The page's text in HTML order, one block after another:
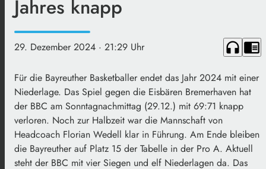
Jahres knapp
29. Dezember 2024 · 21:29 Uhr headphones chrome_reader_mode
Für die Bayreuther Basketballer endet das Jahr 2024 mit einer
Niederlage. Das Spiel gegen die Eisbären Bremerhaven hat
der BBC am Sonntagnachmittag (29.12.) mit 69:71 knapp
verloren. Noch zur Halbzeit war die Mannschaft von
Headcoach Florian Wedell klar in Führung. Am Ende bleiben
die Bayreuther auf Platz 15 der Tabelle in der Pro A. Aktuell
steht der BBC mit vier Siegen und elf Niederlagen da. Das